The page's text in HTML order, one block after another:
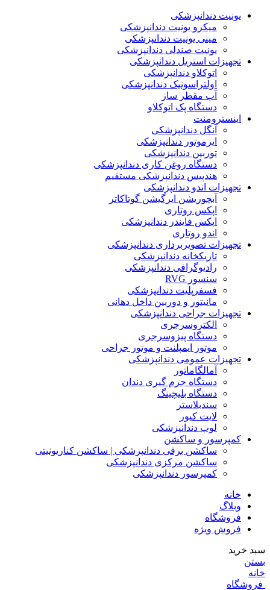
یونیت دندانپزشکی
میکرو یونیت دندانپزشکی
مینی یونیت دندانپزشکی
یونیت صندلی دندانپزشکی
تجهیزات استریل دندانپزشکی
اتوکلاو دندانپزشکی
اولتراسونیک دندانپزشکی
آب مقطر ساز
دستگاه پک اتوکلاو
اینسترومنت
آنگل دندانپزشکی
ایرموتور دندانپزشکی
توربین دندانپزشکی
دستگاه روغن کاری دندانپزشکی
هندپیس دندانپزشکی مستقیم
تجهیزات اندو دندانپزشکی
آبچوریشن ایرگیشن گوتاکاتر
اپکس روتاری
اپکس فایندر دندانپزشکی
اندو روتاری
تجهیزات تصویربرداری دندانپزشکی
تاریکخانه دندانپزشکی
رادیوگرافی دندانپزشکی
سنسور RVG
فسفرپلیت دندانپزشکی
مانیتور و دوربین داخل دهانی
تجهیزات جراحی دندانپزشکی
الکتروسرجری
دستگاه پیزوسرجری
موتور ایمپلنت و موتور جراحی
تجهیزات عمومی دندانپزشکی
آمالگاماتور
دستگاه جرم گیری دندان
دستگاه بلیچینگ
سندبلاستر
لایت کیور
لوپ دندانپزشکی
کمپرسور و ساکشن
ساکشن برقی دندانپزشکی | ساکشن کناریونیتی
ساکشن مرکزی دندانپزشکی
کمپرسور دندانپزشکی
خانه
وبلاگ
فروشگاه
فروش ویژه
سبد خرید
بستن
خانه
فروشگاه